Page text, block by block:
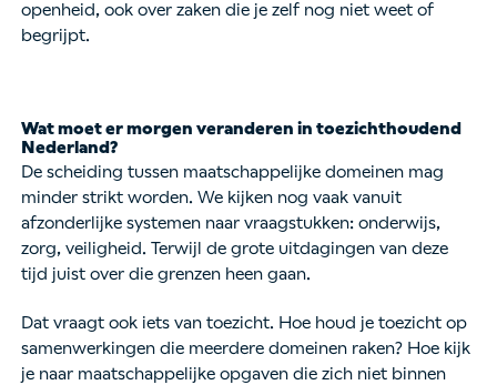
openheid, ook over zaken die je zelf nog niet weet of
begrijpt.
Wat moet er morgen veranderen in toezichthoudend
Nederland?
De scheiding tussen maatschappelijke domeinen mag
minder strikt worden. We kijken nog vaak vanuit
afzonderlijke systemen naar vraagstukken: onderwijs,
zorg, veiligheid. Terwijl de grote uitdagingen van deze
tijd juist over die grenzen heen gaan.
Dat vraagt ook iets van toezicht. Hoe houd je toezicht op
samenwerkingen die meerdere domeinen raken? Hoe kijk
je naar maatschappelijke opgaven die zich niet binnen